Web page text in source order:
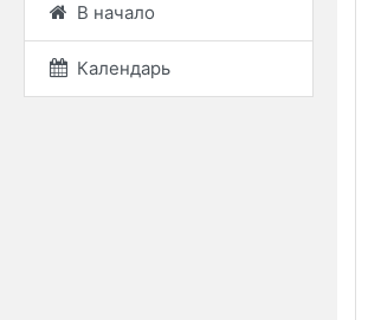
В начало
Календарь